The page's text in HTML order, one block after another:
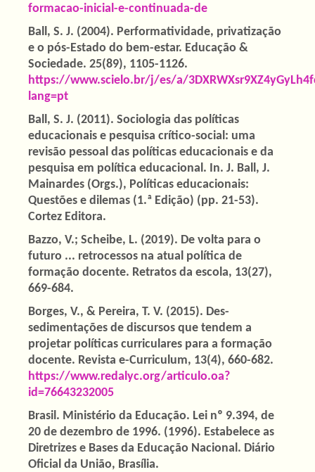
formacao-inicial-e-continuada-de
Ball, S. J. (2004). Performatividade, privatização
e o pós-Estado do bem-estar. Educação &
Sociedade. 25(89), 1105-1126.
https://www.scielo.br/j/es/a/
lang=pt
Ball, S. J. (2011). Sociologia das políticas
educacionais e pesquisa crítico-social: uma
revisão pessoal das políticas educacionais e da
pesquisa em política educacional. In. J. Ball, J.
Mainardes (Orgs.), Políticas educacionais:
Questões e dilemas (1.ª Edição) (pp. 21-53).
Cortez Editora.
Bazzo, V.; Scheibe, L. (2019). De volta para o
futuro ... retrocessos na atual política de
formação docente. Retratos da escola, 13(27),
669-684.
Borges, V., & Pereira, T. V. (2015). Des-
sedimentações de discursos que tendem a
projetar políticas curriculares para a formação
docente. Revista e-Curriculum, 13(4), 660-682.
https://www.redalyc.org/articulo.oa?
id=76643232005
Brasil. Ministério da Educação. Lei nº 9.394, de
20 de dezembro de 1996. (1996). Estabelece as
Diretrizes e Bases da Educação Nacional. Diário
Oficial da União, Brasília.